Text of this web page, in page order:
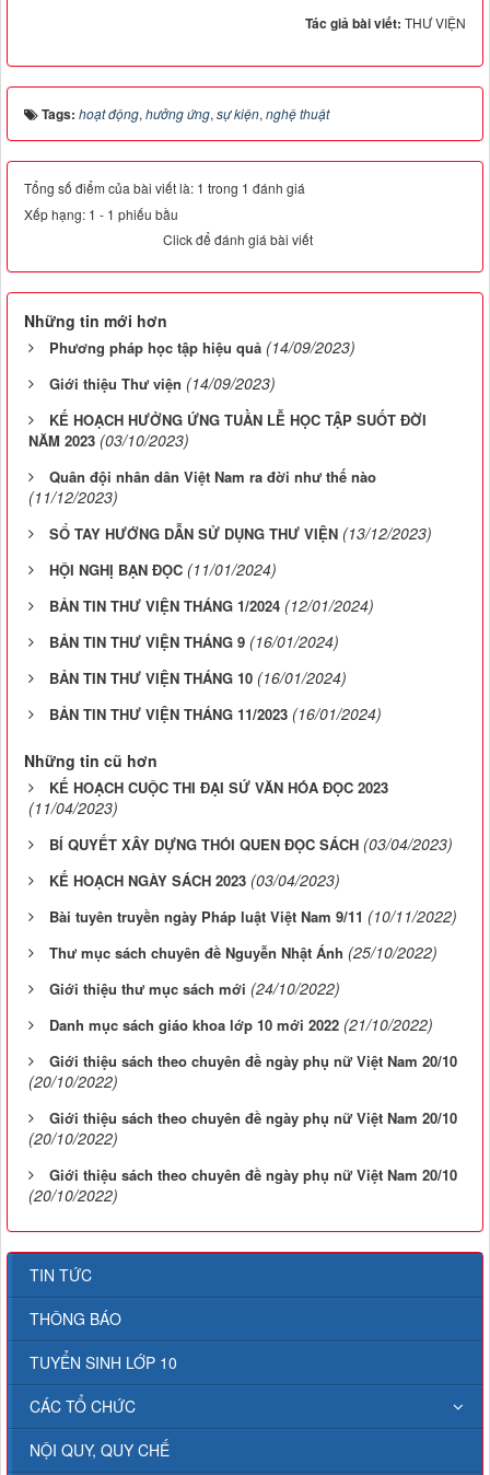
Tác giả bài viết: THƯ VIỆN
Tags: hoạt động, hưởng ứng, sự kiện, nghệ thuật
Tổng số điểm của bài viết là: 1 trong 1 đánh giá
Xếp hạng: 1 - 1 phiếu bầu
Click để đánh giá bài viết
Những tin mới hơn
Phương pháp học tập hiệu quả (14/09/2023)
Giới thiệu Thư viện (14/09/2023)
KẾ HOẠCH HƯỞNG ỨNG TUẦN LỄ HỌC TẬP SUỐT ĐỜI
NĂM 2023 (03/10/2023)
Quân đội nhân dân Việt Nam ra đời như thế nào
(11/12/2023)
SỔ TAY HƯỚNG DẪN SỬ DỤNG THƯ VIỆN (13/12/2023)
HỘI NGHỊ BẠN ĐỌC (11/01/2024)
BẢN TIN THƯ VIỆN THÁNG 1/2024 (12/01/2024)
BẢN TIN THƯ VIỆN THÁNG 9 (16/01/2024)
BẢN TIN THƯ VIỆN THÁNG 10 (16/01/2024)
BẢN TIN THƯ VIỆN THÁNG 11/2023 (16/01/2024)
Những tin cũ hơn
KẾ HOẠCH CUỘC THI ĐẠI SỨ VĂN HÓA ĐỌC 2023
(11/04/2023)
BÍ QUYẾT XÂY DỰNG THÓI QUEN ĐỌC SÁCH (03/04/2023)
KẾ HOẠCH NGÀY SÁCH 2023 (03/04/2023)
Bài tuyên truyền ngày Pháp luật Việt Nam 9/11 (10/11/2022)
Thư mục sách chuyên đề Nguyễn Nhật Ánh (25/10/2022)
Giới thiệu thư mục sách mới (24/10/2022)
Danh mục sách giáo khoa lớp 10 mới 2022 (21/10/2022)
Giới thiệu sách theo chuyên đề ngày phụ nữ Việt Nam 20/10
(20/10/2022)
Giới thiệu sách theo chuyên đề ngày phụ nữ Việt Nam 20/10
(20/10/2022)
Giới thiệu sách theo chuyên đề ngày phụ nữ Việt Nam 20/10
(20/10/2022)
TIN TỨC
THÔNG BÁO
TUYỂN SINH LỚP 10
CÁC TỔ CHỨC
NỘI QUY, QUY CHẾ